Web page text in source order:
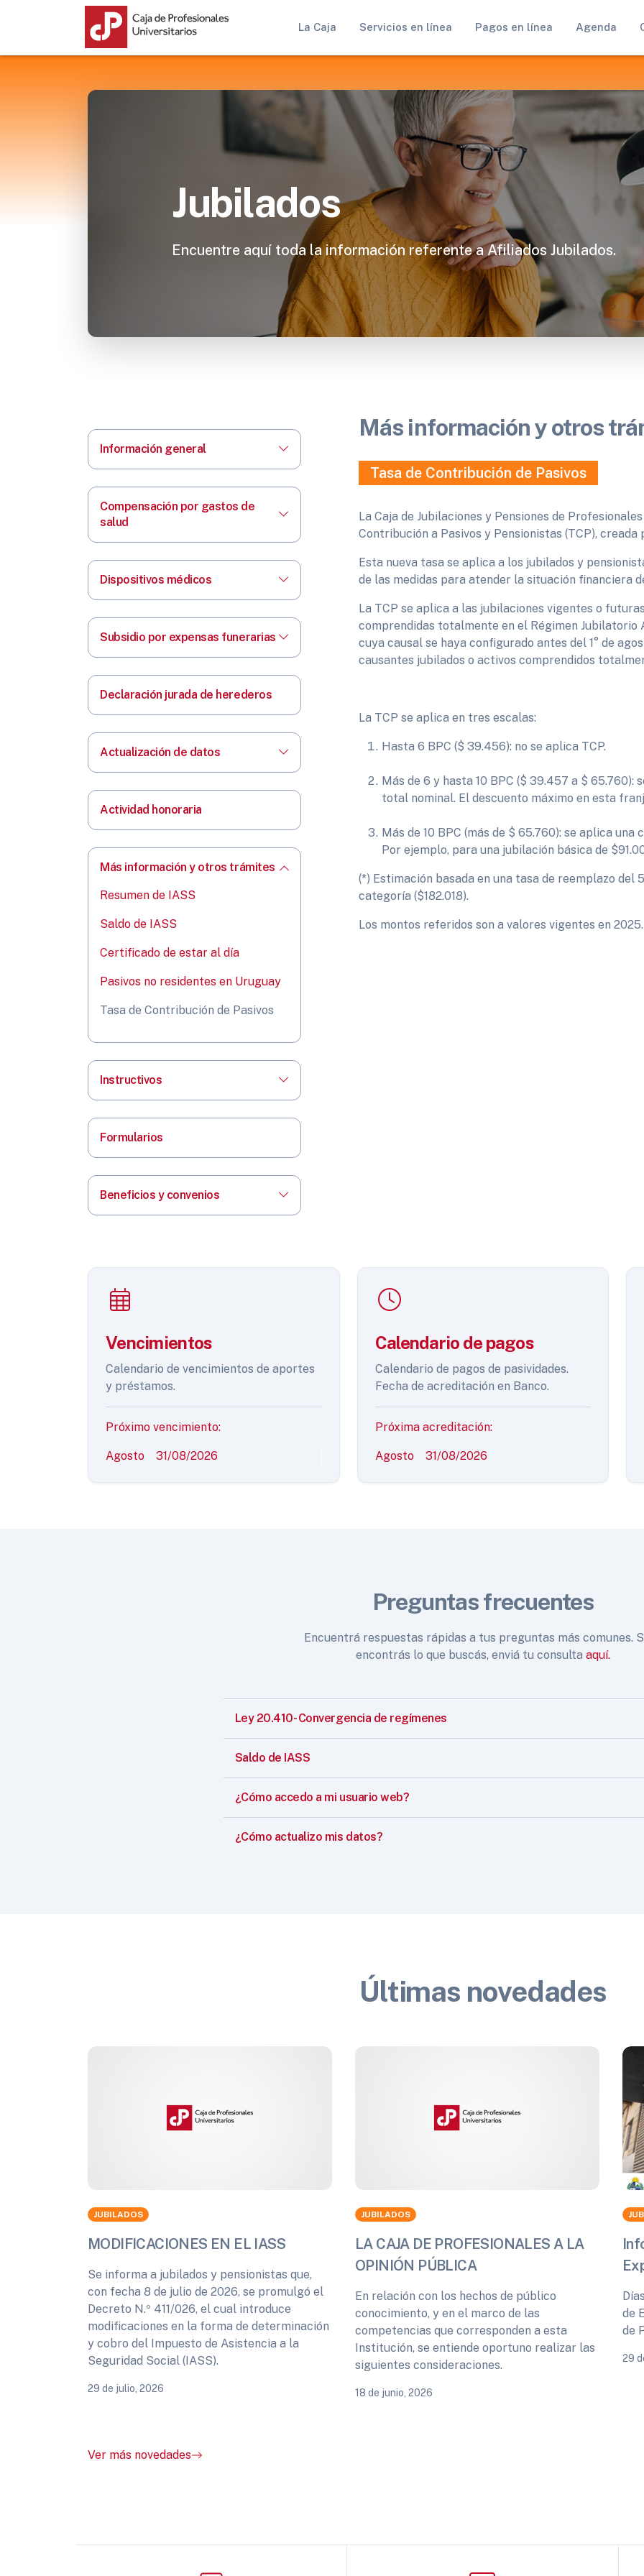
La Caja Servicios en línea Pagos en línea Agenda
Jubilados
Encuentre aquí toda la información referente a Afiliados Jubilados.
Información general
Compensación por gastos de
salud
Dispositivos médicos
Subsidio por expensas funerarias
Declaración jurada de herederos
Actualización de datos
Actividad honoraria
Más información y otros trámites
Resumen de IASS
Saldo de IASS
Certificado de estar al día
Pasivos no residentes en Uruguay
Tasa de Contribución de Pasivos
Instructivos
Formularios
Beneficios y convenios
Más información y otros
Tasa de Contribución de Pasivos
La Caja de Jubilaciones y Pensiones de
Contribución a Pasivos y Pensionistas (TCP),
Esta nueva tasa se aplica a los jubilados y
de las medidas para atender la situación financiera
La TCP se aplica a las jubilaciones vigentes o
comprendidas totalmente en el Régimen Jubilatorio
cuya causal se haya configurado antes del 1° de
causantes jubilados o activos comprendidos
La TCP se aplica en tres escalas:
Hasta 6 BPC ($ 39.456): no se aplica TCP.
Más de 6 y hasta 10 BPC ($ 39.457 a $
total nominal. El descuento máximo en esta
Más de 10 BPC (más de $ 65.760): se aplica
Por ejemplo, para una jubilación básica de
(*) Estimación basada en una tasa de reemplazo del
categoría ($182.018).
Los montos referidos son a valores vigentes en
Vencimientos
Calendario de vencimientos de aportes
y préstamos.
Próximo vencimiento:
Agosto 31/08/2026
Calendario de pagos
Calendario de pagos de pasividades.
Fecha de acreditación en Banco.
Próxima acreditación:
Agosto 31/08/2026
Preguntas frecuentes
Encuentrá respuestas rápidas a tus preguntas más comunes.
encontrás lo que buscás, enviá tu consulta aquí.
Ley 20.410- Convergencia de regímenes
Saldo de IASS
¿Cómo accedo a mi usuario web?
¿Cómo actualizo mis datos?
Últimas novedades
JUBILADOS
MODIFICACIONES EN EL IASS
Se informa a jubilados y pensionistas que,
con fecha 8 de julio de 2026, se promulgó el
Decreto N.º 411/026, el cual introduce
modificaciones en la forma de determinación
y cobro del Impuesto de Asistencia a la
Seguridad Social (IASS).
29 de julio, 2026
JUBILADOS
LA CAJA DE PROFESIONALES A LA
OPINIÓN PÚBLICA
En relación con los hechos de público
conocimiento, y en el marco de las
competencias que corresponden a esta
Institución, se entiende oportuno realizar las
siguientes consideraciones.
18 de junio, 2026
de
de
29
Ver más novedades